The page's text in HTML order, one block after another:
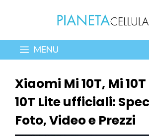
contenuto
MENU
Xiaomi Mi 10T, Mi
10T Lite ufficiali:
Foto, Video e Prezzi